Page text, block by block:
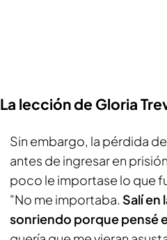
La lección de Gloria
Sin embargo, la pérdida
antes de ingresar en
poco le importase lo que
"No me importaba. Salí en
sonriendo porque pensé